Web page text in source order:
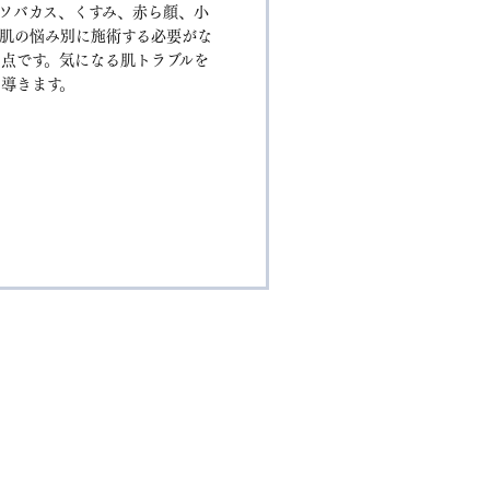
バカス、くすみ、赤ら顔、小
の悩み別に施術する必要がな
です。気になる肌トラブルを
きます。